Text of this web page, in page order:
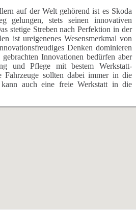
auf der Welt gehörend ist es Skoda
gelungen, stets seinen innovativen
stetige Streben nach Perfektion in der
ist ureigenenes Wesensmerkmal von
Denken dominieren
Innovationen bedürfen aber
und Pflege mit bestem Werkstatt-
Fahrzeuge sollten dabei immer in die
kann auch eine freie Werkstatt in die